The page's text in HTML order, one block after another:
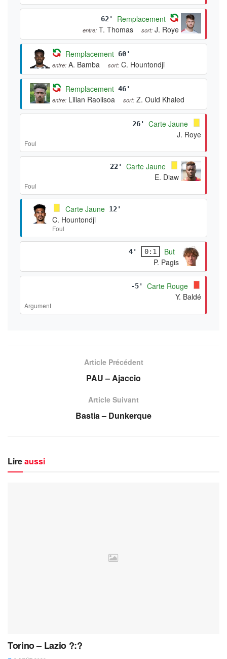
62' Remplacement
entre: T. Thomas sort: J. Roye
Remplacement 60'
entre: A. Bamba sort: C. Hountondji
Remplacement 46'
entre: Lilian Raolisoa sort: Z. Ould Khaled
26'
Carte Jaune
J. Roye
Foul
22'
Carte Jaune
E. Diaw
Foul
Carte Jaune 12'
C. Hountondji
Foul
4' 0:1
But
P. Pagis
-5'
Carte Rouge
Y. Baldé
Argument
Article Précédent
PAU – Ajaccio
Article Suivant
Bastia – Dunkerque
Lireaussi
Torino – Lazio ?:?